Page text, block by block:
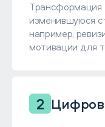
Трансформация
изменившуюся
например,
мотивации для
2